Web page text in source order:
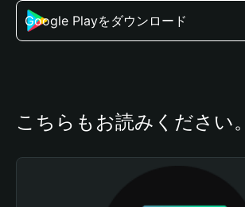
Google Playをダウンロード
こちらもお読みください。